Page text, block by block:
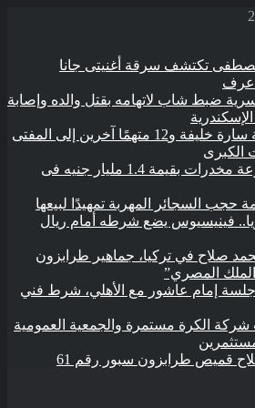
مصطفى تكتشف سرقة أغنيتى جانا
ضبط شاب لاتهامه بقتل والده وإصابة
إحالة أوراق المذيعة سارة خليفة و12 متهمًا آخرين إلى المفتى
الكبرى
ضبط 3 أفدنة مزروعة مخدرات بقيمة 1.4 مليار جنيه فى
فينيسيوس يضع شرطه أمام ريال
صلاح في تركيا، جماهير طرابزون
المصري”
إمام عاشور مع الأهلي، شرط فني
شركة الكرة مستمرة والجمعية العمومية
قميص طرابزون سبور رقم 61